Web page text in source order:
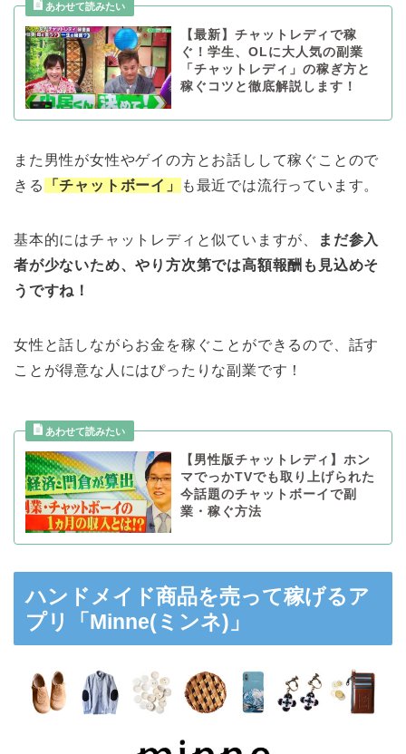
【最新】チャットレディで稼
ぐ！学生、OLに大人気の副業
「チャットレディ」の稼ぎ方と
稼ぐコツと徹底解説します！
また男性が女性やゲイの方とお話しして稼ぐことので
きる
「チャットボーイ」 も最近では流行っています。
基本的にはチャットレディと似ていますが、
まだ参入
者が少ないため、やり方次第では高額報酬も見込めそ
うですね！
女性と話しながらお金を稼ぐことができるので、話す
ことが得意な人にはぴったりな副業です！
【男性版チャットレディ】ホン
マでっかTVでも取り上げられた
今話題のチャットボーイで副
業・稼ぐ方法
ハンドメイド商品を売って稼げるア
プリ「Minne(ミンネ)」